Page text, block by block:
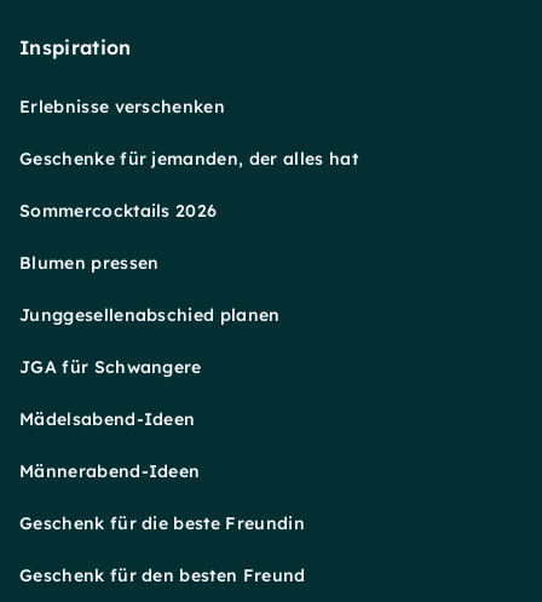
Inspiration
Erlebnisse verschenken
Geschenke für jemanden, der alles hat
Sommercocktails 2026
Blumen pressen
Junggesellenabschied planen
JGA für Schwangere
Mädelsabend-Ideen
Männerabend-Ideen
Geschenk für die beste Freundin
Geschenk für den besten Freund